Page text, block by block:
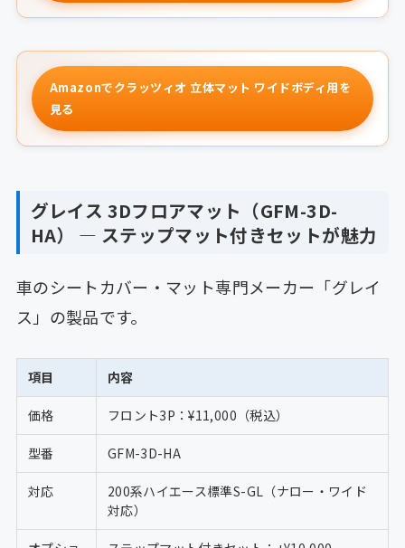
Amazonでクラッツィオ 立体マット ワイドボディ用を
見る
グレイス 3Dフロアマット（GFM-3D-
HA） ― ステップマット付きセットが魅力
車のシートカバー・マット専門メーカー「グレイ
ス」の製品です。
項目 内容
価格 フロント3P：¥11,000（税込）
型番 GFM-3D-HA
対応
200系ハイエース標準S-GL（ナロー・ワイド
対応）